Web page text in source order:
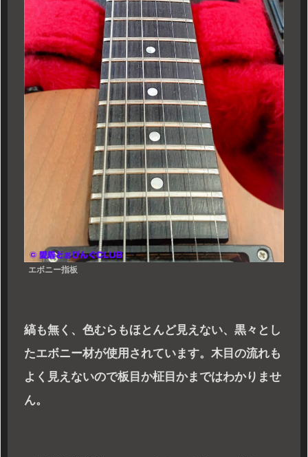
エボニー指板
縞も無く、色むらもほとんど見えない、黒々とし
たエボニー材が使用されています。木目の流れも
よく見えないので板目か柾目かまではわかりませ
ん。